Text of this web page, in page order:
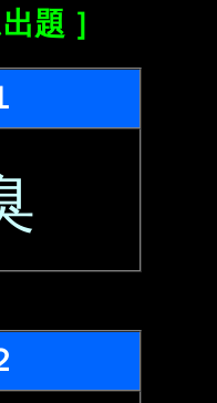
題 ］